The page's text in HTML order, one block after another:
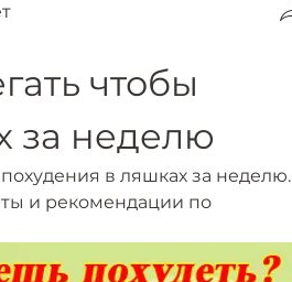
чтобы
за неделю
в ляшках за неделю.
и рекомендации по